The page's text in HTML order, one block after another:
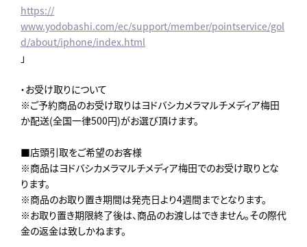
https://
www.yodobashi.com/ec/support/member/pointservice/gol
d/about/iphone/index.html
」
・お受け取りについて
※ご予約商品のお受け取りはヨドバシカメラマルチメディア梅田
か配送(全国一律500円)がお選び頂けます。
■店頭引取をご希望のお客様
※商品はヨドバシカメラマルチメディア梅田でのお受け取りとな
ります。
※商品のお取り置き期間は発売日より4週間までとなります。
※お取り置き期限終了後は、商品のお渡しはできません。その際代
金の返金は致しかねます。